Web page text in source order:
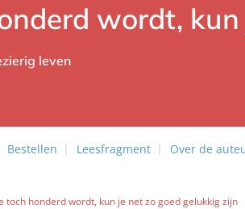
wordt,
leven
Bestellen Leesfragment Over de
toch honderd wordt, kun je net zo goed gelukkig zijn